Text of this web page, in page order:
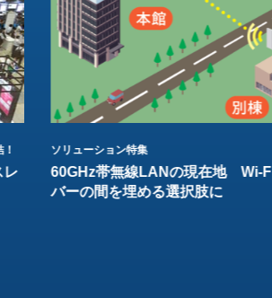
レ
ソリューション特集
60GHz帯無線LANの現在地 Wi-
バーの間を埋める選択肢に